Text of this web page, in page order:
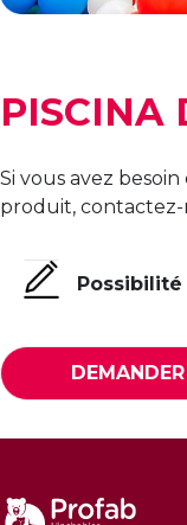
PISCINA
Si vous avez
produit, contactez-